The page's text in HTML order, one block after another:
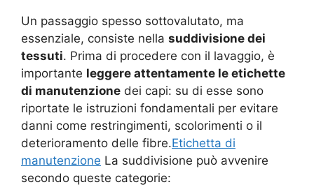
Un passaggio spesso sottovalutato, ma
essenziale, consiste nella suddivisione dei
tessuti. Prima di procedere con il lavaggio, è
importante leggere attentamente le etichette
di manutenzione dei capi: su di esse sono
riportate le istruzioni fondamentali per evitare
danni come restringimenti, scolorimenti o il
deterioramento delle fibre.Etichetta di
manutenzione La suddivisione può avvenire
secondo queste categorie: